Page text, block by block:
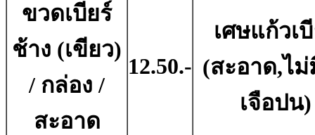
ขวดเบียร์
ช้าง (เขียว)
/ กล่อง /
สะอาด
12.50.-
เศษแก้วเ
(สะอาด,ไม่
เจือปน)